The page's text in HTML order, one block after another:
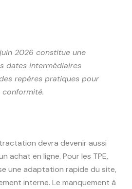
2026 constitue une
dates intermédiaires
repères pratiques pour
devra devenir aussi
achat en ligne. Pour les TPE,
une adaptation rapide du site,
interne. Le manquement à